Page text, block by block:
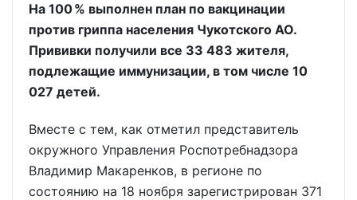
На 100 % выполнен план по вакцинации
против гриппа населения Чукотского АО.
Прививки получили все 33 483 жителя,
подлежащие иммунизации, в том числе 10
027 детей.
Вместе с тем, как отметил представитель
окружного Управления Роспотребнадзора
Владимир Макаренков, в регионе по
состоянию на 18 ноября зарегистрирован 371